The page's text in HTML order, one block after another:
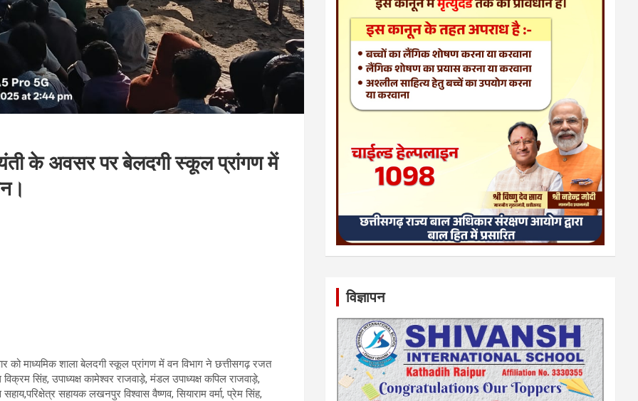
के अवसर पर बेलदगी स्कूल प्रांगण में
को माध्यमिक शाला बेलदगी स्कूल प्रांगण में वन विभाग ने छत्तीसगढ़ रजत
सिंह, उपाध्यक्ष कामेश्वर राजवाड़े, मंडल उपाध्यक्ष कपिल राजवाड़े,
सहायक लखनपुर विश्वास वैष्णव, सियाराम वर्मा, प्रेम सिंह,
विज्ञापन